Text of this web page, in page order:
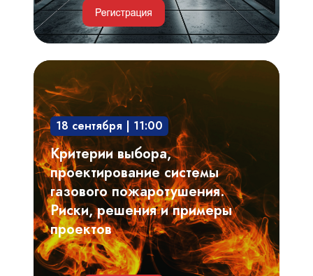
Критерии
выбора,
проектирование
системы
газового
пожаротушения.
Риски,
решения
и
примеры
проектов
18 сентября | 11:00
Критерии выбора,
проектирование системы
газового пожаротушения.
Риски, решения и примеры
проектов